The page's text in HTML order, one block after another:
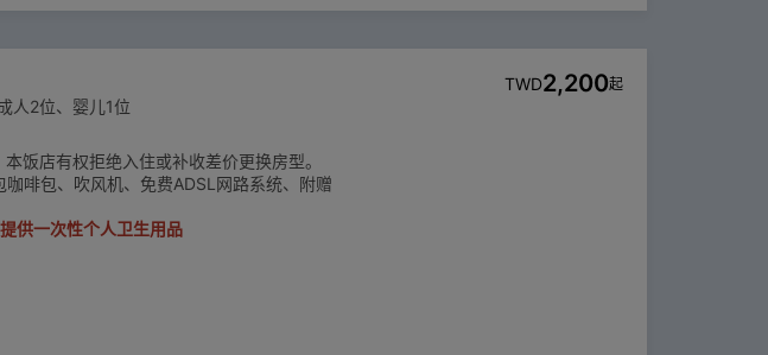
人2位、婴儿1位
饭店有权拒绝入住或补收差价更换房型。
啡包、吹风机、免费ADSL网路系统、附赠
供一次性个人卫生用品
TWD2,200起